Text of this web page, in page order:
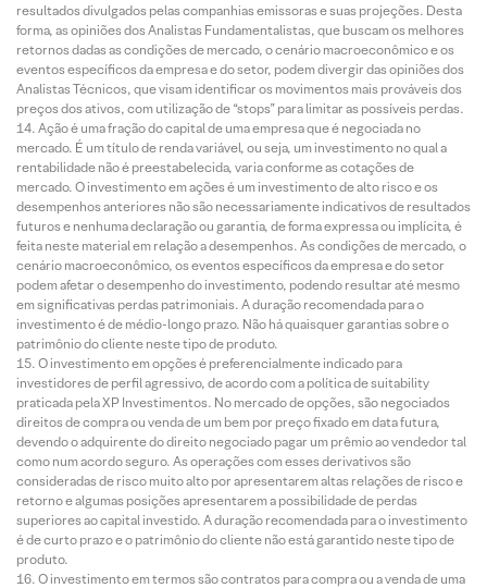
resultados divulgados pelas companhias emissoras e suas projeções. Desta
forma, as opiniões dos Analistas Fundamentalistas, que buscam os melhores
retornos dadas as condições de mercado, o cenário macroeconômico e os
eventos específicos da empresa e do setor, podem divergir das opiniões dos
Analistas Técnicos, que visam identificar os movimentos mais prováveis dos
preços dos ativos, com utilização de “stops” para limitar as possíveis perdas.
Ação é uma fração do capital de uma empresa que é negociada no
mercado. É um título de renda variável, ou seja, um investimento no qual a
rentabilidade não é preestabelecida, varia conforme as cotações de
mercado. O investimento em ações é um investimento de alto risco e os
desempenhos anteriores não são necessariamente indicativos de resultados
futuros e nenhuma declaração ou garantia, de forma expressa ou implícita, é
feita neste material em relação a desempenhos. As condições de mercado, o
cenário macroeconômico, os eventos específicos da empresa e do setor
podem afetar o desempenho do investimento, podendo resultar até mesmo
em significativas perdas patrimoniais. A duração recomendada para o
investimento é de médio-longo prazo. Não há quaisquer garantias sobre o
patrimônio do cliente neste tipo de produto.
O investimento em opções é preferencialmente indicado para
investidores de perfil agressivo, de acordo com a política de suitability
praticada pela XP Investimentos. No mercado de opções, são negociados
direitos de compra ou venda de um bem por preço fixado em data futura,
devendo o adquirente do direito negociado pagar um prêmio ao vendedor tal
como num acordo seguro. As operações com esses derivativos são
consideradas de risco muito alto por apresentarem altas relações de risco e
retorno e algumas posições apresentarem a possibilidade de perdas
superiores ao capital investido. A duração recomendada para o investimento
é de curto prazo e o patrimônio do cliente não está garantido neste tipo de
produto.
O investimento em termos são contratos para compra ou a venda de uma